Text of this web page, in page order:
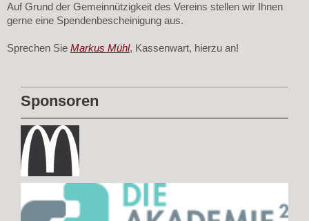
Auf Grund der Gemeinnützigkeit des Vereins stellen wir Ihnen
gerne eine Spendenbescheinigung aus.
Sprechen Sie Markus Mühl, Kassenwart, hierzu an!
Sponsoren